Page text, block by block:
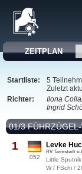
ZEITPLAN
Startliste:
5
Zuletzt
Richter:
Ilona
Ingrid
01/3
1
052
Levke
RV Tarmstedt
Little Sputnik
W / FSchi /